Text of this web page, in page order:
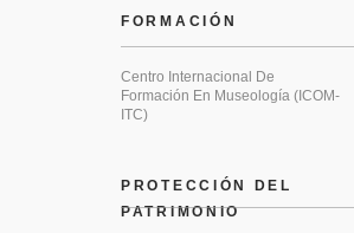
PROTECCIÓN DEL
PATRIMONIO
FORMACIÓN
Centro Internacional De
Formación En Museología (ICOM-
ITC)